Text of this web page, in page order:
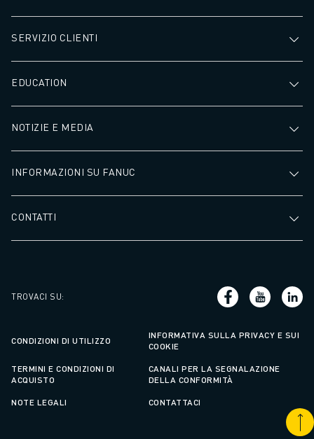
SERVIZIO CLIENTI
EDUCATION
NOTIZIE E MEDIA
INFORMAZIONI SU FANUC
CONTATTI
TROVACI SU:
CONDIZIONI DI UTILIZZO
INFORMATIVA SULLA PRIVACY E SUI
COOKIE
TERMINI E CONDIZIONI DI
ACQUISTO
CANALI PER LA SEGNALAZIONE
DELLA CONFORMITÀ
NOTE LEGALI CONTATTACI